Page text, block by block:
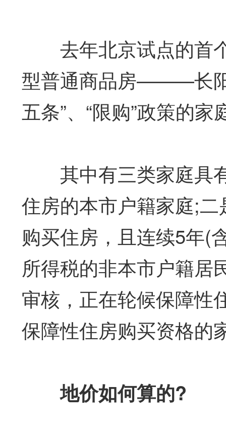
去年北京试点的首个
型普通商品房———长阳
五条”、“限购”政策的
其中有三类家庭具
住房的本市户籍家庭;
购买住房，且连续5年(
所得税的非本市户籍居
审核，正在轮候保障性
保障性住房购买资格的
地价如何算的?